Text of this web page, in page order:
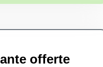
offerte